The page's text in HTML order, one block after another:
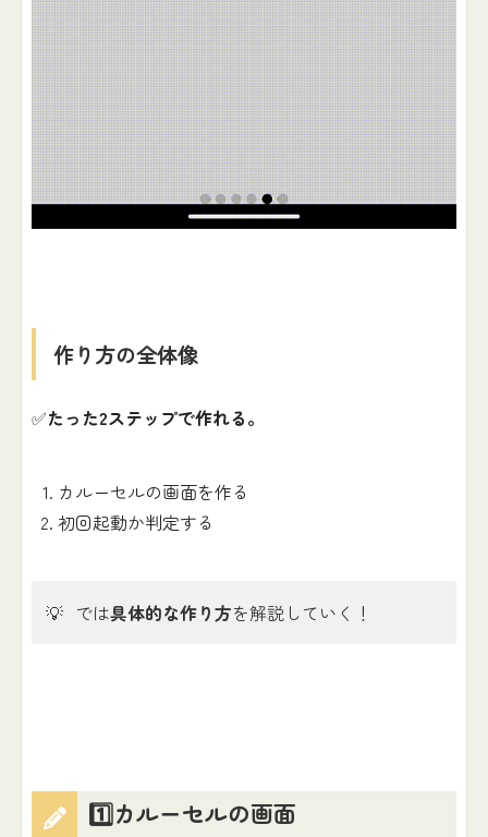
作り方の全体像
✅たった2ステップで作れる。
カルーセルの画面を作る
初回起動か判定する
💡 では具体的な作り方を解説していく！
1️⃣カルーセルの画面